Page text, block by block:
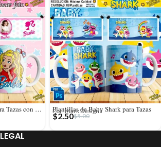
Plantillas de Barbie para Tazas con Foto Plantillas de Baby Shark para Tazas
Por: Mark Designs
$5.00
$2.50
LEGAL